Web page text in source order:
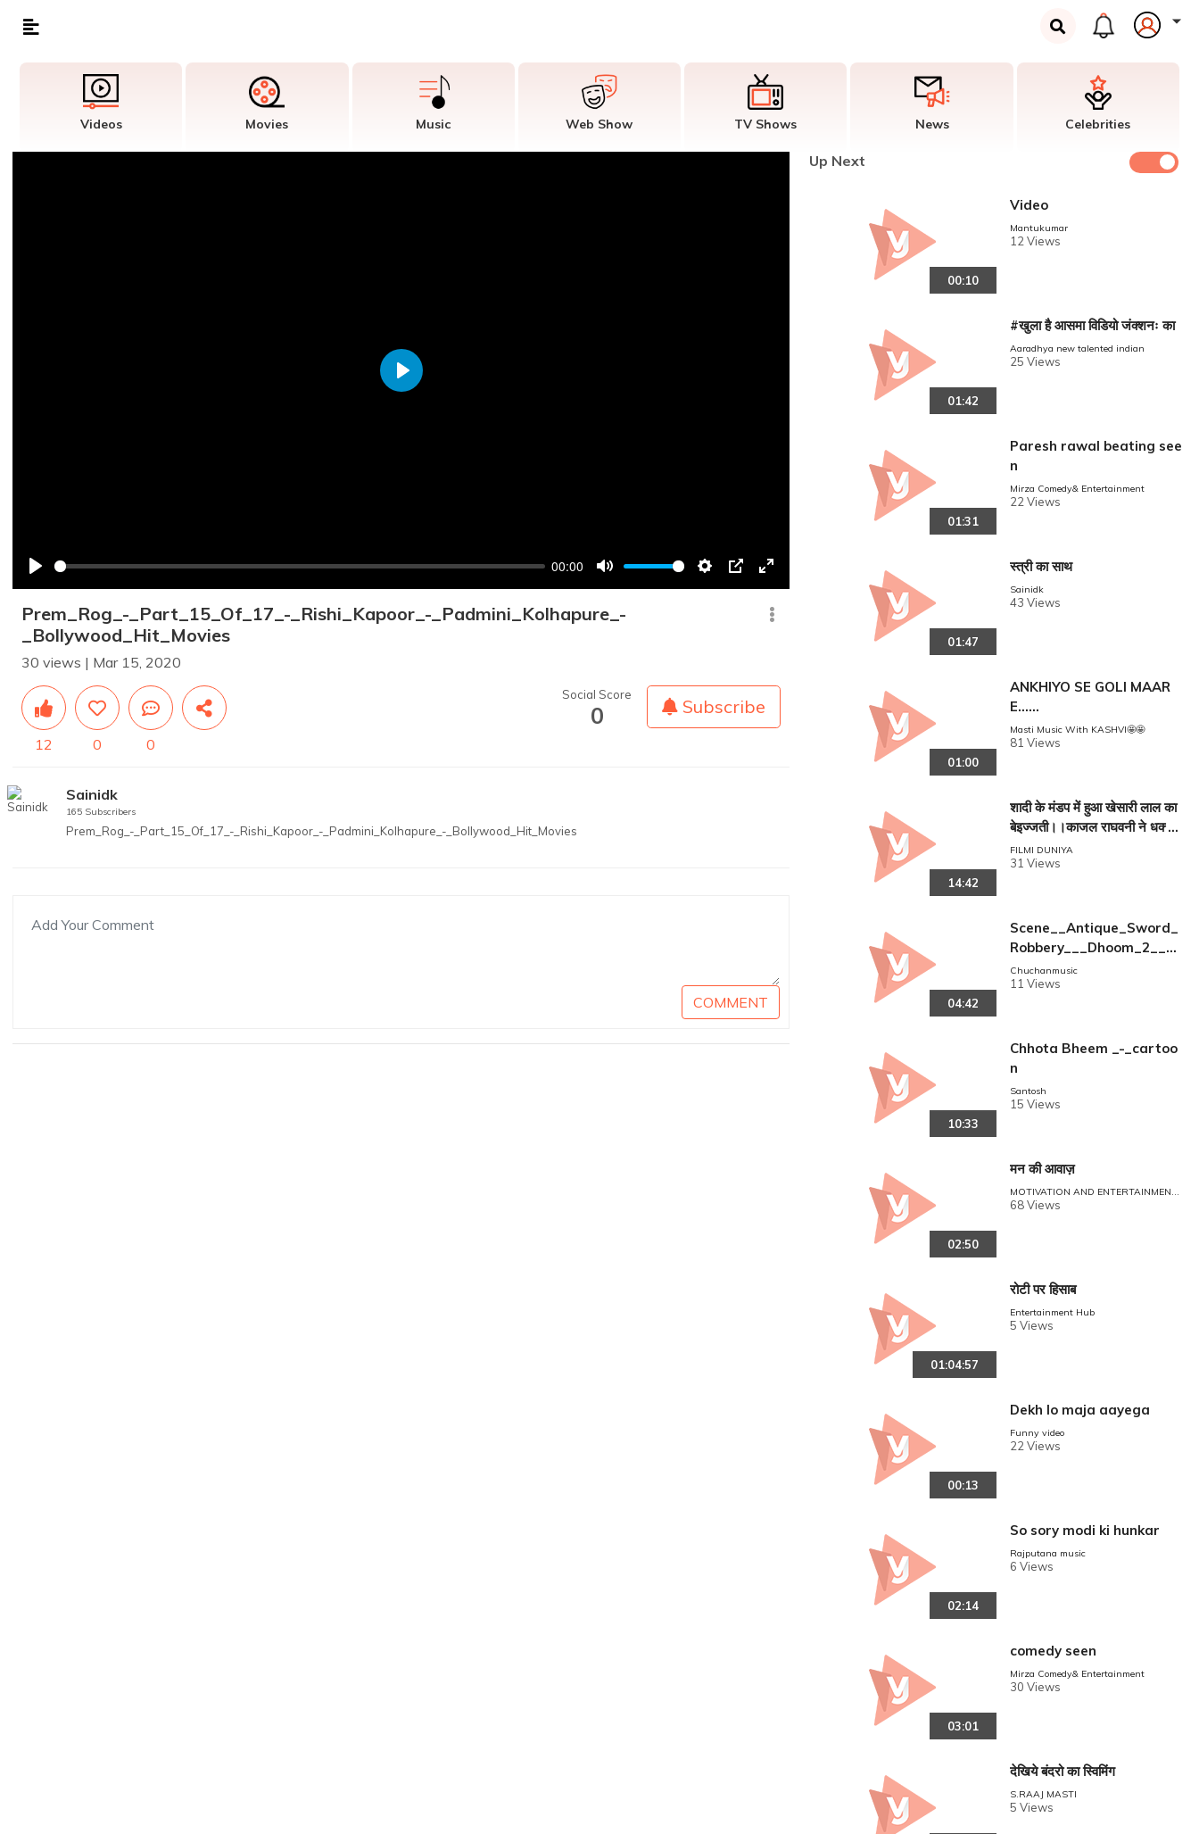
Videos Movies Music Web Show TV Shows News Celebrities
00:00
fullscreen
Play
Prem_Rog_-_Part_15_Of_17_-_Rishi_Kapoor_-_Padmini_Kolhapure_-
_Bollywood_Hit_Movies
30 views | Mar 15, 2020
12 0 0
Subscribe
Social Score
0
Sainidk
165 Subscribers
Prem_Rog_-_Part_15_Of_17_-_Rishi_Kapoor_-_Padmini_Kolhapure_-_Bollywood_Hit_Movies
COMMENT
Up Next
00:10
Video
Mantukumar
12 Views
01:42
#खुला है आसमा विडियो जंक्शनः का
Aaradhya new talented indian
25 Views
01:31
Paresh rawal beating see
n
Mirza Comedy& Entertainment
22 Views
01:47
स्त्री का साथ
Sainidk
43 Views
01:00
ANKHIYO SE GOLI MAAR
E......
Masti Music With KASHVI🤩🤩
81 Views
14:42
शादी के मंडप में हुआ खेसारी लाल का
बेइज्जती।।काजल राघवनी ने धक्के
मार कर बाहर किया।। Bhojpuri
Movie Scence.
FILMI DUNIYA
31 Views
04:42
Scene__Antique_Sword_
Robbery___Dhoom_2___
Hrithik_Roshan___Aishw
arya_Rai(720p
Chuchanmusic
11 Views
10:33
Chhota Bheem _-_cartoo
n
Santosh
15 Views
02:50
मन की आवाज़
MOTIVATION AND ENTERTAINMENT
POINT
68 Views
01:04:57
रोटी पर हिसाब
Entertainment Hub
5 Views
00:13
Dekh lo maja aayega
Funny video
22 Views
02:14
So sory modi ki hunkar
Rajputana music
6 Views
03:01
comedy seen
Mirza Comedy& Entertainment
30 Views
देखिये बंदरो का स्विमिंग
S.RAAJ MASTI
5 Views